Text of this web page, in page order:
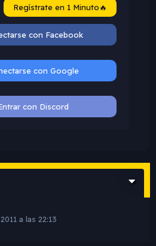
Regístrate en 1 Minuto🔥
con Facebook
con Google
con Discord
a las 22:13